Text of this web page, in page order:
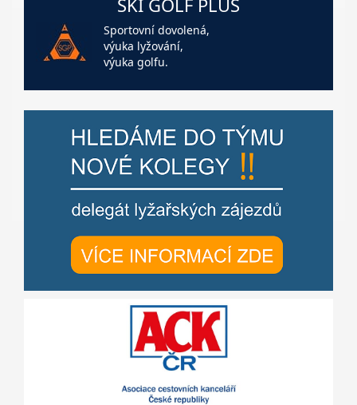
SKI GOLF PLUS
Sportovní dovolená,
výuka lyžování,
výuka golfu.